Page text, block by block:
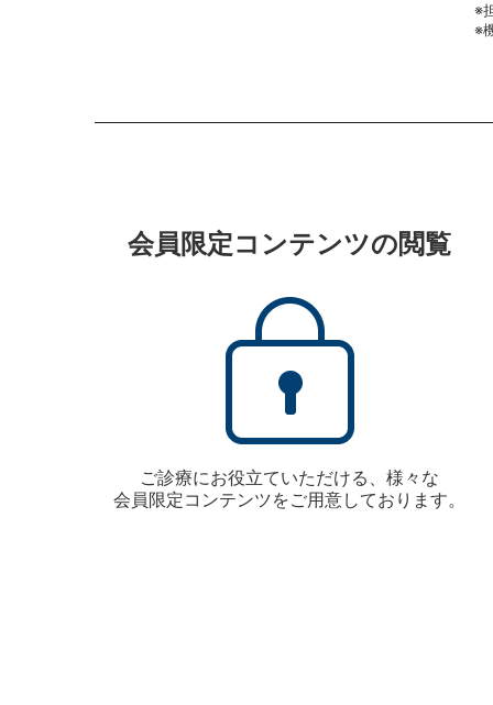
※
※
会員限定コンテンツの閲覧
ご診療にお役立ていただける、様々な
会員限定コンテンツをご用意しております。